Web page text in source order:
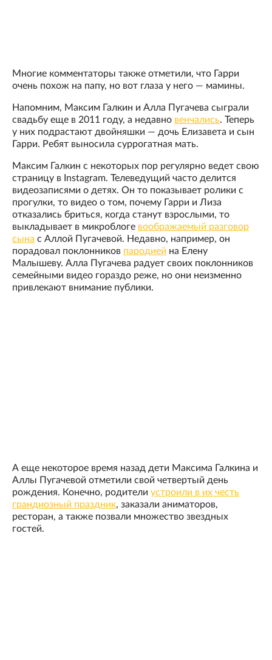
Многие комментаторы также отметили, что Гарри
очень похож на папу, но вот глаза у него — мамины.
Напомним, Максим Галкин и Алла Пугачева сыграли
свадьбу еще в 2011 году, а недавно венчались. Теперь
у них подрастают двойняшки — дочь Елизавета и сын
Гарри. Ребят выносила суррогатная мать.
Максим Галкин с некоторых пор регулярно ведет свою
страницу в Instagram. Телеведущий часто делится
видеозаписями о детях. Он то показывает ролики с
прогулки, то видео о том, почему Гарри и Лиза
отказались бриться, когда станут взрослыми, то
выкладывает в микроблоге воображаемый разговор
сына с Аллой Пугачевой. Недавно, например, он
порадовал поклонников пародией на Елену
Малышеву. Алла Пугачева радует своих поклонников
семейными видео гораздо реже, но они неизменно
привлекают внимание публики.
А еще некоторое время назад дети Максима Галкина и
Аллы Пугачевой отметили свой четвертый день
рождения. Конечно, родители устроили в их честь
грандиозный праздник, заказали аниматоров,
ресторан, а также позвали множество звездных
гостей.